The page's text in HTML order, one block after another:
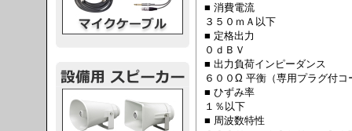
■ 消費電流
３５０ｍＡ以下
■ 定格出力
０ｄＢＶ
■ 出力負荷インピーダンス
６００Ω 平衡（専用プラグ付
■ ひずみ率
１％以下
■ 周波数特性